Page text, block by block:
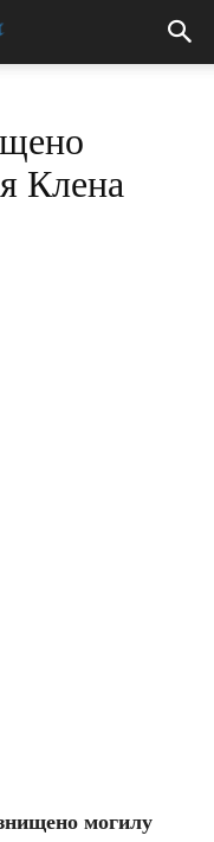
Клена
могилу